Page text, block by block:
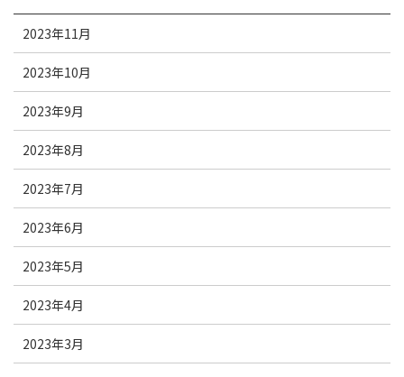
2023年11月
2023年10月
2023年9月
2023年8月
2023年7月
2023年6月
2023年5月
2023年4月
2023年3月